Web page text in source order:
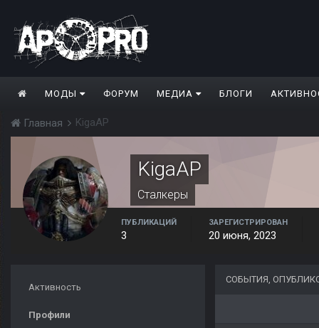
МОДЫ ФОРУМ МЕДИА БЛОГИ
Главная KigaAP
KigaAP
Сталкеры
ПУБЛИКАЦИЙ
3
ЗАРЕГИСТРИРОВАН
20 июня, 2023
Активность
Профили
СОБЫТИЯ,